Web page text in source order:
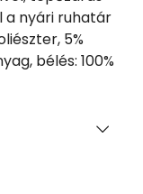
a nyári ruhatár
5%
bélés: 100%